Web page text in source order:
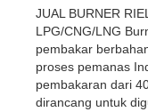
JUAL BURNER
LPG/CNG/LNG
pembakar
proses pemanas
pembakaran dari
dirancang untuk